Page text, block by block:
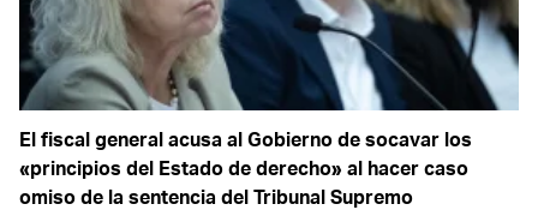
El fiscal general acusa al Gobierno de socavar los
«principios del Estado de derecho» al hacer caso
omiso de la sentencia del Tribunal Supremo